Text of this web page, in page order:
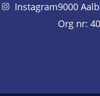
Instagram9000
Org nr: